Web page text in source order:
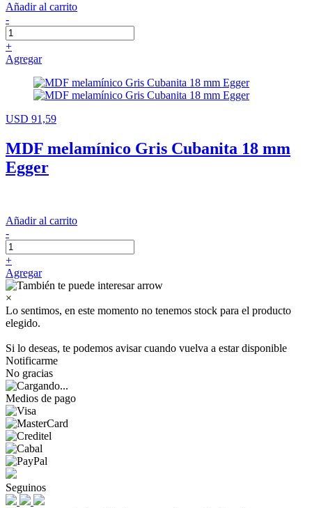
Añadir al carrito
-
+
Agregar
USD 91,59
MDF melamínico Gris Cubanita 18 mm
Egger
Añadir al carrito
-
+
Agregar
×
Lo sentimos, en este momento no tenemos stock para el producto
elegido.
Si lo deseas, te podemos avisar cuando vuelva a estar disponible
Notificarme
No gracias
Medios de pago
Seguinos